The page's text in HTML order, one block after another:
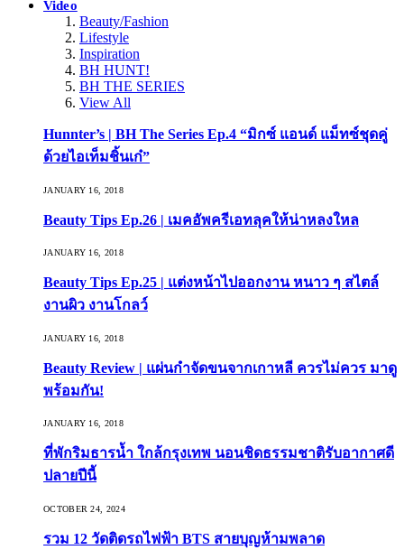
Video
Beauty/Fashion
Lifestyle
Inspiration
BH HUNT!
BH THE SERIES
View All
Hunnter’s | BH The Series Ep.4 “มิกซ์ แอนด์ แม็ทซ์ชุดคู่
ด้วยไอเท็มชิ้นเก๋”
JANUARY 16, 2018
Beauty Tips Ep.26 | เมคอัพครีเอทลุคให้น่าหลงใหล
JANUARY 16, 2018
Beauty Tips Ep.25 | แต่งหน้าไปออกงาน หนาว ๆ สไตล์
งานผิว งานโกลว์
JANUARY 16, 2018
Beauty Review | แผ่นกำจัดขนจากเกาหลี ควรไม่ควร มาดู
พร้อมกัน!
JANUARY 16, 2018
ที่พักริมธารน้ำ ใกล้กรุงเทพ นอนชิดธรรมชาติรับอากาศดี
ปลายปีนี้
OCTOBER 24, 2024
รวม 12 วัดติดรถไฟฟ้า BTS สายบุญห้ามพลาด